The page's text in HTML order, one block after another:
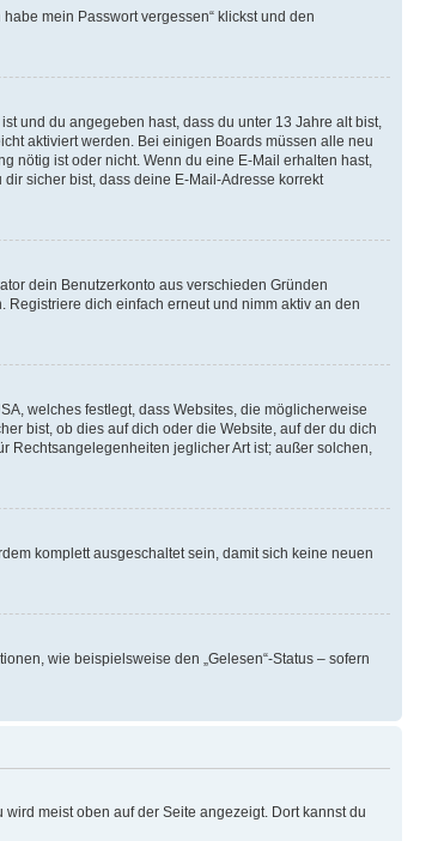
mein Passwort vergessen“ klickst und den
und du angegeben hast, dass du unter 13 Jahre alt bist,
aktiviert werden. Bei einigen Boards müssen alle neu
nötig ist oder nicht. Wenn du eine E-Mail erhalten hast,
sicher bist, dass deine E-Mail-Adresse korrekt
dein Benutzerkonto aus verschieden Gründen
dich einfach erneut und nimm aktiv an den
welches festlegt, dass Websites, die möglicherweise
bist, ob dies auf dich oder die Website, auf der du dich
Rechtsangelegenheiten jeglicher Art ist; außer solchen,
komplett ausgeschaltet sein, damit sich keine neuen
wie beispielsweise den „Gelesen“-Status – sofern
meist oben auf der Seite angezeigt. Dort kannst du